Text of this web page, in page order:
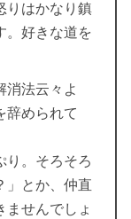
りはかなり鎮
。好きな道を
消法云々よ
辞められて
り。そろそろ
」とか、仲直
ませんでしょ